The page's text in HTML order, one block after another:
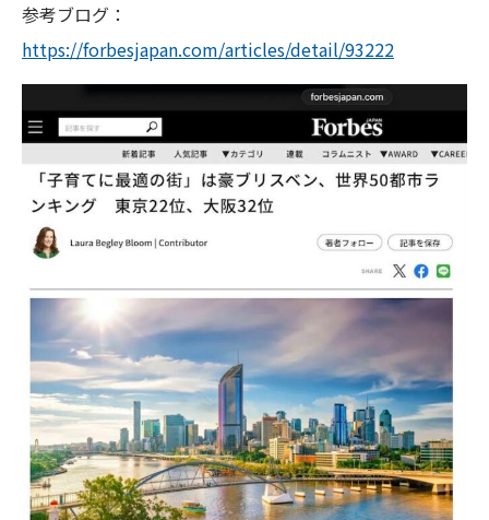
参考ブログ：
https://forbesjapan.com/articles/detail/93222